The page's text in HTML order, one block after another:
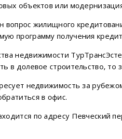
объектов или
вопрос жилищного
программу получения
недвижимости
в долевое строительство, то
недвижимость за
в офис.
по адресу Певческий